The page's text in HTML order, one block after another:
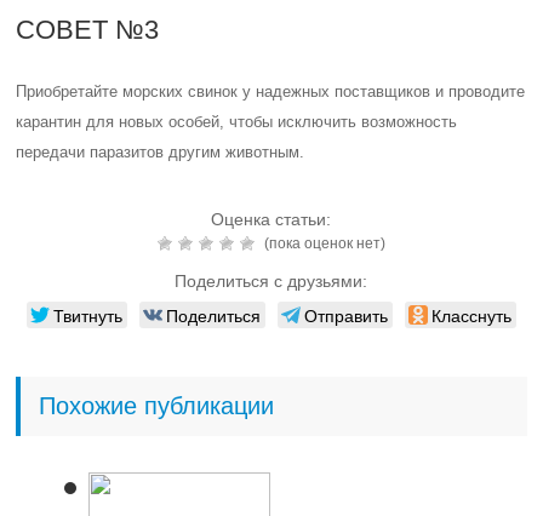
СОВЕТ №3
Приобретайте морских свинок у надежных поставщиков и проводите
карантин для новых особей, чтобы исключить возможность
передачи паразитов другим животным.
Оценка статьи:
(пока оценок нет)
Поделиться с друзьями:
Твитнуть Поделиться Отправить Класснуть
Похожие публикации